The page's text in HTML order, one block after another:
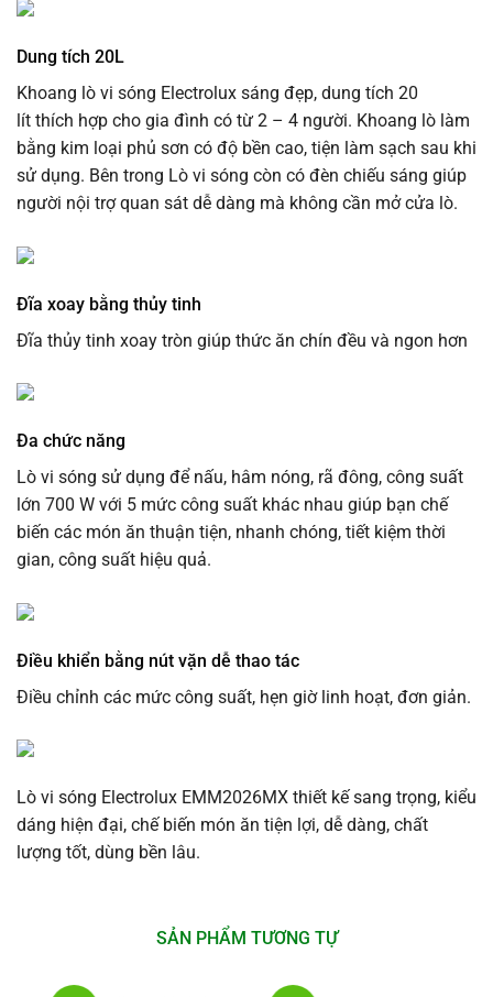
Dung tích 20L
Khoang lò vi sóng Electrolux sáng đẹp, dung tích 20
lít thích hợp cho gia đình có từ 2 – 4 người. Khoang lò làm
bằng kim loại phủ sơn có độ bền cao, tiện làm sạch sau khi
sử dụng. Bên trong Lò vi sóng còn có đèn chiếu sáng giúp
người nội trợ quan sát dễ dàng mà không cần mở cửa lò.
Đĩa xoay bằng thủy tinh
Đĩa thủy tinh xoay tròn giúp thức ăn chín đều và ngon hơn
Đa chức năng
Lò vi sóng sử dụng để nấu, hâm nóng, rã đông, công suất
lớn 700 W với 5 mức công suất khác nhau giúp bạn chế
biến các món ăn thuận tiện, nhanh chóng, tiết kiệm thời
gian, công suất hiệu quả.
Điều khiển bằng nút vặn dễ thao tác
Điều chỉnh các mức công suất, hẹn giờ linh hoạt, đơn giản.
Lò vi sóng Electrolux EMM2026MX thiết kế sang trọng, kiểu
dáng hiện đại, chế biến món ăn tiện lợi, dễ dàng, chất
lượng tốt, dùng bền lâu.
SẢN PHẨM TƯƠNG TỰ